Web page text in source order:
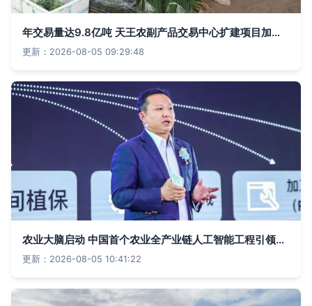
年交易量达9.8亿吨 天王农副产品交易中心扩建项目加速推进
更新：2026-08-05 09:29:48
农业大脑启动 中国首个农业全产业链人工智能工程引领农副产品新变革
更新：2026-08-05 10:41:22